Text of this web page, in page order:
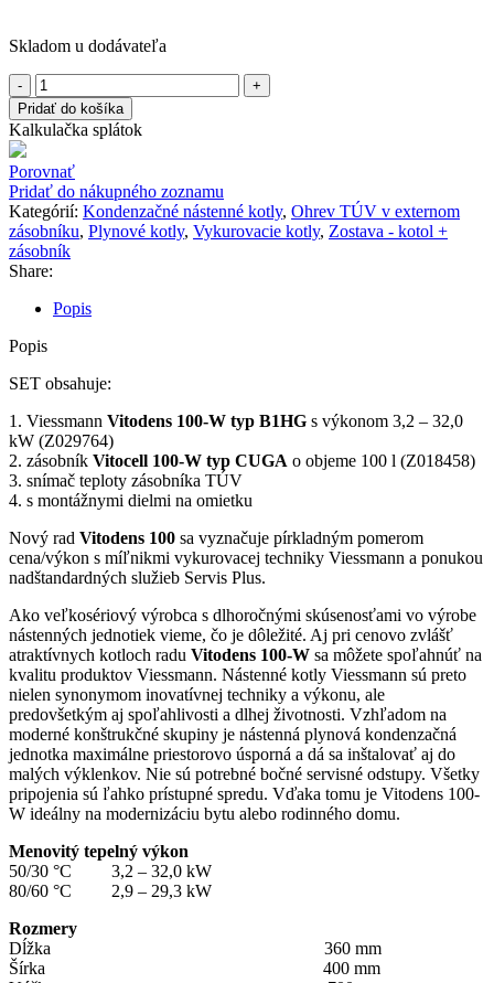
Skladom u dodávateľa
množstvo
VIESSMANN
Vitodens
100-
3,2
–
32,0
kW
SET
so
zásobníkom
100
L
Pridať do košíka
Kalkulačka splátok
Porovnať
Pridať do nákupného zoznamu
Kategórií: Kondenzačné nástenné kotly, Ohrev TÚV v externom
zásobníku, Plynové kotly, Vykurovacie kotly, Zostava - kotol +
zásobník
Share:
Popis
Popis
SET obsahuje:
1. Viessmann Vitodens 100-W typ B1HG s výkonom 3,2 – 32,0
kW (Z029764)
2. zásobník Vitocell 100-W typ CUGA o objeme 100 l (Z018458)
3. snímač teploty zásobníka TÚV
4. s montážnymi dielmi na omietku
Nový rad Vitodens 100 sa vyznačuje pírkladným pomerom
cena/výkon s míľnikmi vykurovacej techniky Viessmann a ponukou
nadštandardných služieb Servis Plus.
Ako veľkosériový výrobca s dlhoročnými skúsenosťami vo výrobe
nástenných jednotiek vieme, čo je dôležité. Aj pri cenovo zvlášť
atraktívnych kotloch radu Vitodens 100-W sa môžete spoľahnúť na
kvalitu produktov Viessmann. Nástenné kotly Viessmann sú preto
nielen synonymom inovatívnej techniky a výkonu, ale
predovšetkým aj spoľahlivosti a dlhej životnosti. Vzhľadom na
moderné konštrukčné skupiny je nástenná plynová kondenzačná
jednotka maximálne priestorovo úsporná a dá sa inštalovať aj do
malých výklenkov. Nie sú potrebné bočné servisné odstupy. Všetky
pripojenia sú ľahko prístupné spredu. Vďaka tomu je Vitodens 100-
W ideálny na modernizáciu bytu alebo rodinného domu.
Menovitý tepelný výkon
50/30 °C 3,2 – 32,0 kW
80/60 °C 2,9 – 29,3 kW
Rozmery
Dĺžka 360 mm
Šírka 400 mm